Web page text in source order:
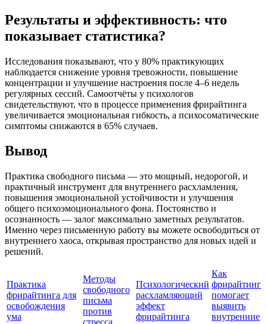
Результаты и эффективность: что
показывает статистика?
Исследования показывают, что у 80% практикующих
наблюдается снижение уровня тревожности, повышение
концентрации и улучшение настроения после 4–6 недель
регулярных сессий. Самоотчёты у психологов
свидетельствуют, что в процессе применения фрирайтинга
увеличивается эмоциональная гибкость, а психосоматические
симптомы снижаются в 65% случаев.
Вывод
Практика свободного письма — это мощный, недорогой, и
практичный инструмент для внутреннего расхламления,
повышения эмоциональной устойчивости и улучшения
общего психоэмоционального фона. Постоянство и
осознанность — залог максимально заметных результатов.
Именно через письменную работу вы можете освободиться от
внутреннего хаоса, открывая пространство для новых идей и
решений.
Практика
фрирайтинга для
освобождения
ума
Методы
свободного
письма
против
Психологический
расхламляющий
эффект
фрирайтинга
Как
фрирайтинг
помогает
выявить
внутренние